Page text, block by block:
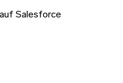
Salesforce